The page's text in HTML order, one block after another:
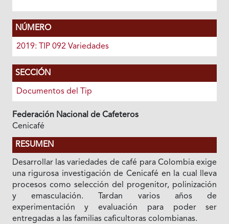
NÚMERO
2019: TIP 092 Variedades
SECCIÓN
Documentos del Tip
Federación Nacional de Cafeteros
Cenicafé
RESUMEN
Desarrollar las variedades de café para Colombia exige
una rigurosa investigación de Cenicafé en la cual lleva
procesos como selección del progenitor, polinización
y emasculación. Tardan varios años de
experimentación y evaluación para poder ser
entregadas a las familias caficultoras colombianas.